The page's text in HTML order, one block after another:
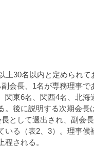
30名以内と定められ
会長、1名が専務理事
関東6名、関西4名、北
。後に説明する次期会
として選出され、副会
いる（表2、3）。理事
程される。